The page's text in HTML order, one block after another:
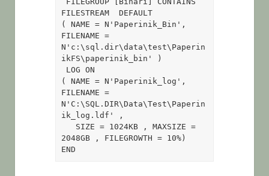
FILESTREAM  DEFAULT
( NAME = N'Paperinik_Bin',
FILENAME =
N'c:\sql.dir\data\test\Paperin
ikFS\paperinik_bin' )
( NAME = N'Paperinik_log',
FILENAME =
N'C:\SQL.DIR\Data\Test\Paperin
ik_log.ldf' ,
2048GB , FILEGROWTH = 10%)
END